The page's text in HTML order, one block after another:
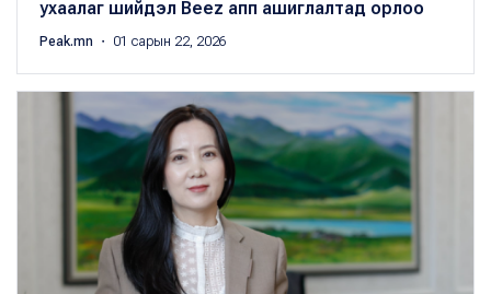
ухаалаг шийдэл Beez апп ашиглалтад орлоо
Peak.mn ・ 01 сарын 22, 2026